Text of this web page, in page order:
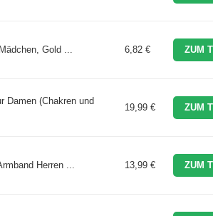
Gold ... 6,82 € ZUM
Damen (Chakren und
19,99 € ZUM
Herren ... 13,99 € ZUM